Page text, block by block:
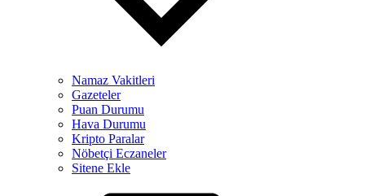
Namaz Vakitleri
Gazeteler
Puan Durumu
Hava Durumu
Kripto Paralar
Nöbetçi Eczaneler
Sitene Ekle